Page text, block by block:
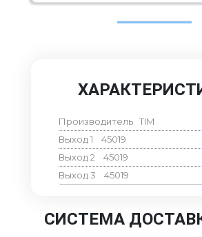
Производитель TIM
Выход 1
45019
Выход 2
45019
Выход 3
45019
СИСТЕМА